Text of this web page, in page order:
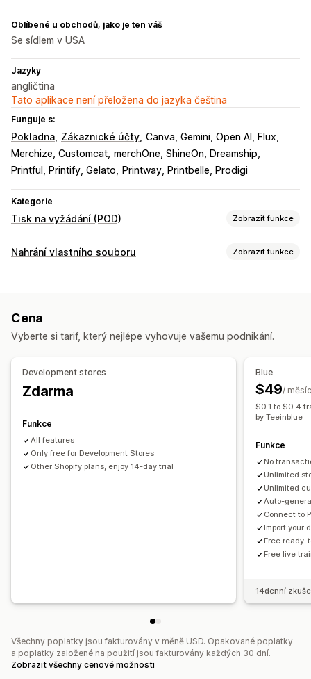
Oblíbené u obchodů, jako je ten váš
Se sídlem v USA
Jazyky
angličtina
Tato aplikace není přeložena do jazyka čeština
Funguje s:
Pokladna Zákaznické účty Canva, Gemini, Open AI, Flux
Merchize, Customcat merchOne, ShineOn, Dreamship
Printful, Printify, Gelato
Printway, Printbelle, Prodigi
Kategorie
Tisk na vyžádání (POD) Zobrazit funkce
Přizpůsobení produktů
Produkty
Celoplošný potisk
Tašky Deky Oděvy
Výšivky
Dárky ke svátkům
Laserové výrobky
Šperky
Hromadná doprava
Aktualizace v reálném čase
Nahrání vlastního souboru Zobrazit funkce
Cena
Vyberte si tarif, který nejlépe vyhovuje vašemu podnikání.
Development stores
Zdarma
Funkce
All features
Only free for Development Stores
Other Shopify plans, enjoy 14-day trial
Blue
$49/ měsíc
$0.1 to $0.4
by Teeinblue
Funkce
No
Unlimited
Unlimited
Auto-
Connect to
Import your
Free ready-
Free live
14denní
Všechny poplatky jsou fakturovány v měně USD. Opakované poplatky
a poplatky založené na použití jsou fakturovány každých 30 dní.
Zobrazit všechny cenové možnosti